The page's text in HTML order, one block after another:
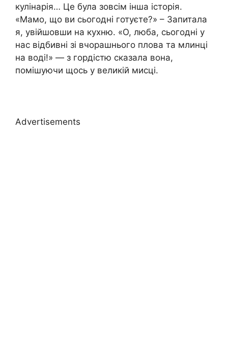
кулінарія… Це була зовсім інша історія.
«Мамо, що ви сьогодні готуєте?» – Запитала
я, увійшовши на кухню. «О, люба, сьогодні у
нас відбивні зі вчорашнього плова та млинці
на воді!» — з гордістю сказала вона,
помішуючи щось у великій мисці.
Advertisements